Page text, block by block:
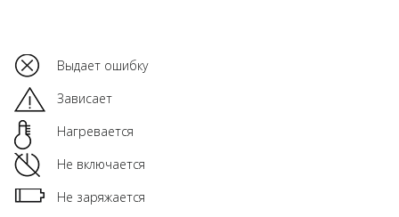
Выдает ошибку
Зависает
Нагревается
Не включается
Не заряжается